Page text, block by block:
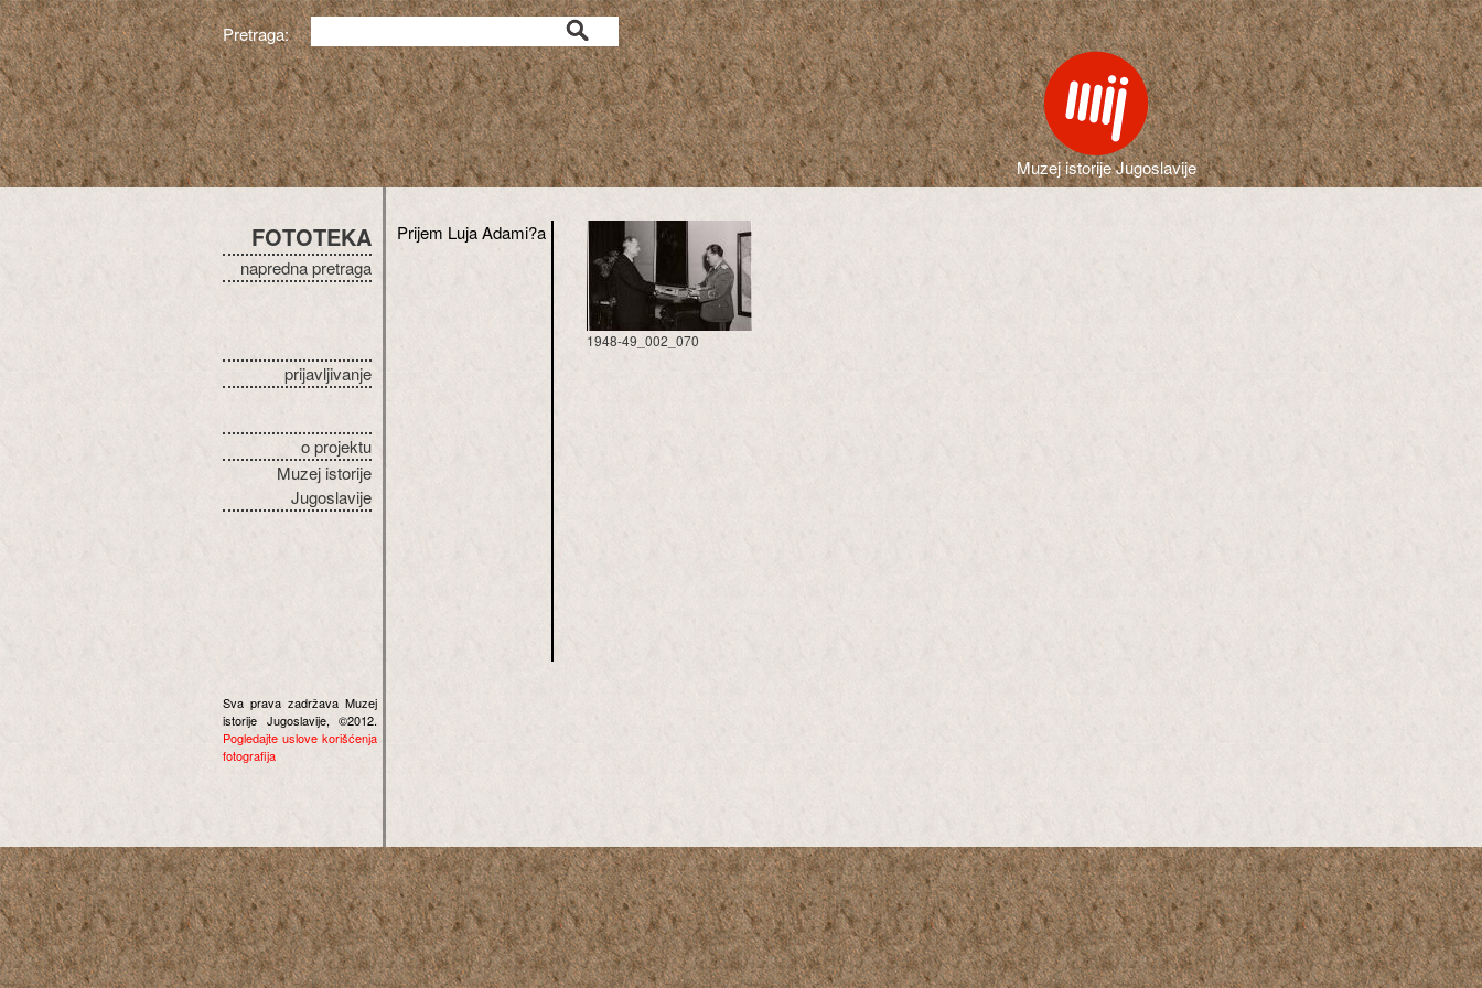
Pretraga:
Muzej istorije Jugoslavije
FOTOTEKA
napredna pretraga
prijavljivanje
o projektu
Muzej istorije
Jugoslavije
Sva prava zadržava Muzej
istorije Jugoslavije, ©2012.
Pogledajte uslove korišćenja
fotografija
Prijem Luja Adami?a
1948-49_002_070